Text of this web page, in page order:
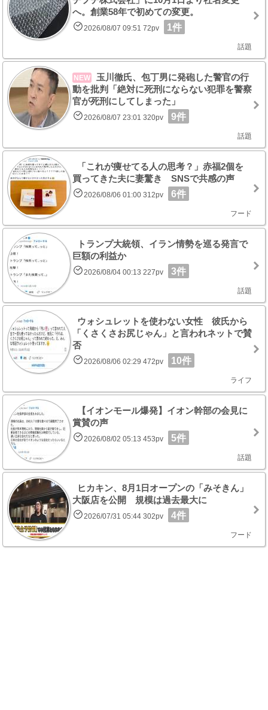
へ。創業58年で初めての変更。
2026/08/07 09:51 72pv 1件
話題
NEW
玉川徹氏、包丁男に発砲した警官の行
動を批判「絶対に死刑にならない犯罪を警察
官が死刑にしてしまった」
2026/08/07 23:01 320pv 9件
話題
「これが痩せてる人の思考？」赤福2個を
買ってきた夫に妻驚き SNSで共感の声
2026/08/06 01:00 312pv 6件
フード
トランプ大統領、イラン情勢を巡る発言で
巨額の利益か
2026/08/04 00:13 227pv 3件
話題
ウォシュレットを使わない女性 彼氏から
「くさくさお尻じゃん」と言われネットで賛
否
2026/08/06 02:29 472pv 10件
ライフ
【イオンモール爆発】イオン幹部の会見に
賞賛の声
2026/08/02 05:13 453pv 5件
話題
ヒカキン、8月1日オープンの「みそきん」
大阪店を公開 規模は過去最大に
2026/07/31 05:44 302pv 4件
フード